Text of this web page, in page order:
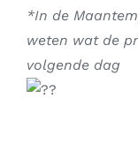
*In de
weten wat de
volgende dag